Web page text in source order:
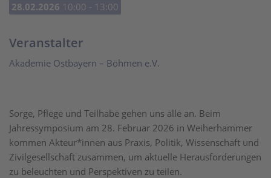
Sorge, Pflege und Teilhabe gehen uns alle an. Beim
Jahressymposium am 28. Februar 2026 in Weiherhammer
kommen Akteur*innen aus Praxis, Politik, Wissenschaft und
Zivilgesellschaft zusammen, um aktuelle Herausforderungen
zu beleuchten und Perspektiven zu teilen.
28.02.2026 10:00 - 13:00
Veranstalter
Akademie Ostbayern – Böhmen e.V.